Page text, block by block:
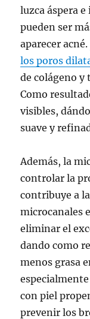
luzca áspera
pueden ser
aparecer acné.
los poros
de colágeno y
Como
visibles,
suave y
Además, la
controlar la
contribuye a
microcanales
eliminar el
dando como
menos grasa
con piel
prevenir los